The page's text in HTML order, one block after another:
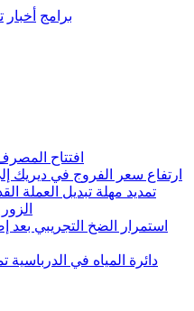
برامج أخبار
افتتاح
ارتفاع سعر الفروج في ديريك إلى 49 ألف ل.س للكيلو
تمديد مهلة تبديل العملة
الزور حتى
استمرار الضخ التجريبي
دائرة المياه في الدرباسية